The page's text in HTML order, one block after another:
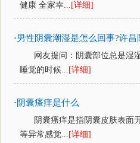
健康 全家幸... [详细]
·男性阴囊潮湿是怎么回事?许昌
网友提问：阴囊部位总是湿
睡觉的时候... [详细]
· 阴囊瘙痒是什么
阴囊瘙痒是指阴囊皮肤表面
等异常感觉... [详细]